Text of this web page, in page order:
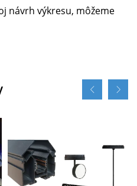
návrh výkresu, môžeme